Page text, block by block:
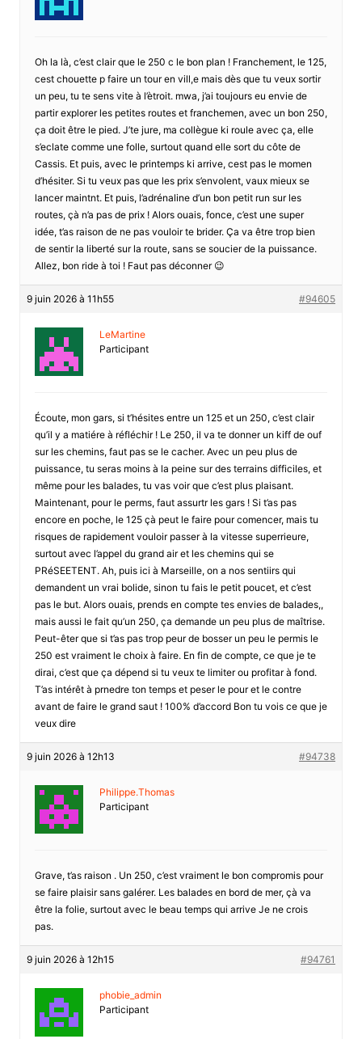
Oh la là, c’est clair que le 250 c le bon plan ! Franchement, le 125,
cest chouette p faire un tour en vill,e mais dès que tu veux sortir
un peu, tu te sens vite à l’ètroit. mwa, j’ai toujours eu envie de
partir explorer les petites routes et franchemen, avec un bon 250,
ça doit être le pied. J’te jure, ma collègue ki roule avec ça, elle
s’eclate comme une folle, surtout quand elle sort du côte de
Cassis. Et puis, avec le printemps ki arrive, cest pas le momen
d’hésiter. Si tu veux pas que les prix s’envolent, vaux mieux se
lancer maintnt. Et puis, l’adrénaline d’un bon petit run sur les
routes, çà n’a pas de prix ! Alors ouais, fonce, c’est une super
idée, t’as raison de ne pas vouloir te brider. Ça va être trop bien
de sentir la liberté sur la route, sans se soucier de la puissance.
Allez, bon ride à toi ! Faut pas déconner 😉
9 juin 2026 à 11h55 #94605
LeMartine
Participant
Écoute, mon gars, si t’hésites entre un 125 et un 250, c’est clair
qu’il y a matiére à réfléchir ! Le 250, il va te donner un kiff de ouf
sur les chemins, faut pas se le cacher. Avec un peu plus de
puissance, tu seras moins à la peine sur des terrains difficiles, et
même pour les balades, tu vas voir que c’est plus plaisant.
Maintenant, pour le perms, faut assurtr les gars ! Si t’as pas
encore en poche, le 125 çà peut le faire pour comencer, mais tu
risques de rapidement vouloir passer à la vitesse superrieure,
surtout avec l’appel du grand air et les chemins qui se
PRéSEETENT. Ah, puis ici à Marseille, on a nos sentiirs qui
demandent un vrai bolide, sinon tu fais le petit poucet, et c’est
pas le but. Alors ouais, prends en compte tes envies de balades,,
mais aussi le fait qu’un 250, ça demande un peu plus de maîtrise.
Peut-êter que si t’as pas trop peur de bosser un peu le permis le
250 est vraiment le choix à faire. En fin de compte, ce que je te
dirai, c’est que ça dépend si tu veux te limiter ou profitar à fond.
T’as intérêt à prnedre ton temps et peser le pour et le contre
avant de faire le grand saut ! 100% d’accord Bon tu vois ce que je
veux dire
9 juin 2026 à 12h13 #94738
Philippe.Thomas
Participant
Grave, t’as raison . Un 250, c’est vraiment le bon compromis pour
se faire plaisir sans galérer. Les balades en bord de mer, çà va
être la folie, surtout avec le beau temps qui arrive Je ne crois
pas.
9 juin 2026 à 12h15 #94761
phobie_admin
Participant